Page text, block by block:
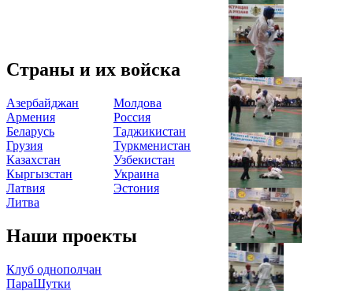
Страны и их войска
Азербайджан
Армения
Беларусь
Грузия
Казахстан
Кыргызстан
Латвия
Литва
Молдова
Россия
Таджикистан
Туркменистан
Узбекистан
Украина
Эстония
Наши проекты
Клуб однополчан
ПараШутки